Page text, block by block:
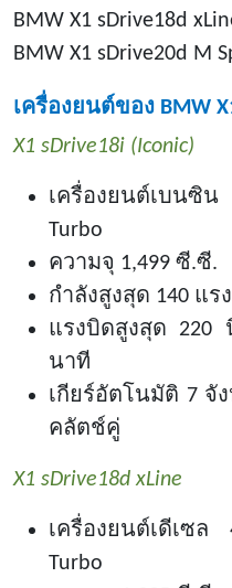
BMW X1 sDrive18d
BMW X1 sDrive20d M
เครื่องยนต์ของ BMW
X1 sDrive18i (Iconic)
เครื่องยนต์เบนซิน
Turbo
ความจุ 1,499 ซี.ซี.
กำลังสูงสุด 140 แร
แรงบิดสูงสุด 220
นาที
เกียร์อัตโนมัติ 7 จั
คลัตช์คู่
X1 sDrive18d xLine
เครื่องยนต์เดีเซล
Turbo